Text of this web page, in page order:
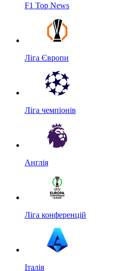
F1 Top News
Ліга Європи
Ліга чемпіонів
Англія
Ліга конференцій
Італія